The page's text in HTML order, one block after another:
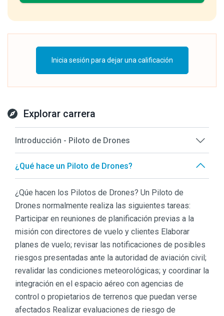
Inicia sesión para dejar una calificación
Explorar carrera
Introducción - Piloto de Drones
¿Qué hace un Piloto de Drones?
¿Qúe hacen los Pilotos de Drones? Un Piloto de
Drones normalmente realiza las siguientes tareas:
Participar en reuniones de planificación previas a la
misión con directores de vuelo y clientes Elaborar
planes de vuelo; revisar las notificaciones de posibles
riesgos presentadas ante la autoridad de aviación civil;
revalidar las condiciones meteorológicas; y coordinar la
integración en el espacio aéreo con agencias de
control o propietarios de terrenos que puedan verse
afectados Realizar evaluaciones de riesgo de